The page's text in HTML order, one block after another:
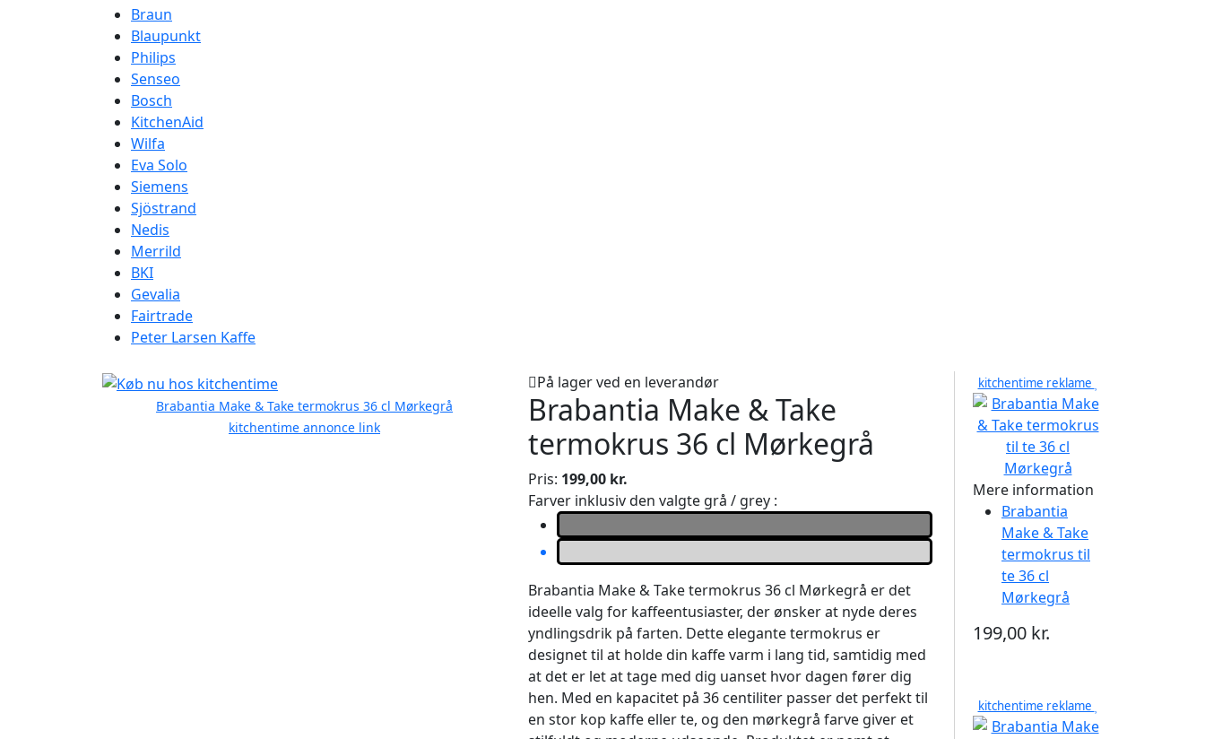
Braun
Blaupunkt
Philips
Senseo
Bosch
KitchenAid
Wilfa
Eva Solo
Siemens
Sjöstrand
Nedis
Merrild
BKI
Gevalia
Fairtrade
Peter Larsen Kaffe
Brabantia Make & Take termokrus 36 cl Mørkegrå
kitchentime annonce link
På lager ved en leverandør
Brabantia Make & Take
termokrus 36 cl Mørkegrå
Pris: 199,00 kr.
Farver inklusiv den valgte grå / grey :
Brabantia Make & Take termokrus 36 cl Mørkegrå er det
ideelle valg for kaffeentusiaster, der ønsker at nyde deres
yndlingsdrik på farten. Dette elegante termokrus er
designet til at holde din kaffe varm i lang tid, samtidig med
at det er let at tage med dig uanset hvor dagen fører dig
hen. Med en kapacitet på 36 centiliter passer det perfekt til
en stor kop kaffe eller te, og den mørkegrå farve giver et
kitchentime reklame
Mere information
Brabantia
Make & Take
termokrus til
te 36 cl
Mørkegrå
199,00 kr.
kitchentime reklame